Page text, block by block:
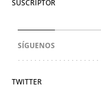
SUSCRIPTOR
SÍGUENOS
TWITTER